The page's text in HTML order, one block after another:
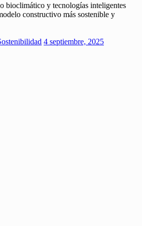
bioclimático y tecnologías inteligentes
constructivo más sostenible y
4 septiembre, 2025